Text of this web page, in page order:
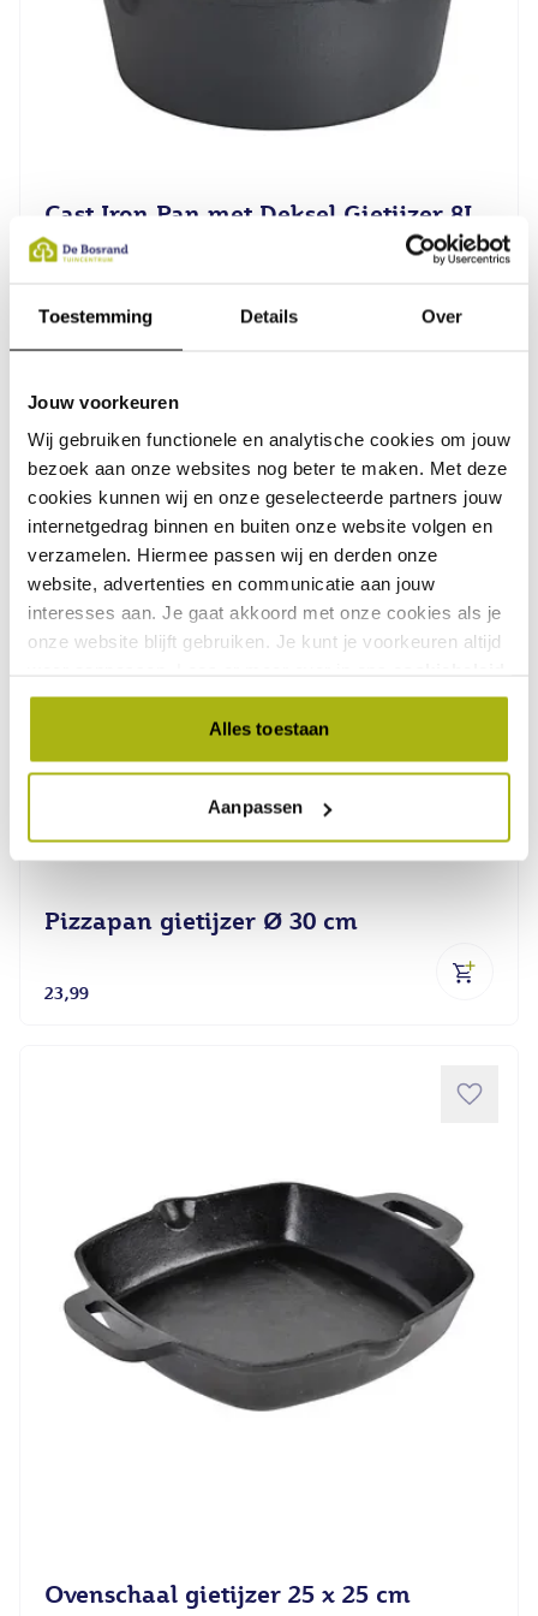
Toestemming Details Over
Jouw voorkeuren
Wij gebruiken functionele en analytische cookies om jouw
bezoek aan onze websites nog beter te maken. Met deze
cookies kunnen wij en onze geselecteerde partners jouw
internetgedrag binnen en buiten onze website volgen en
verzamelen. Hiermee passen wij en derden onze
website, advertenties en communicatie aan jouw
interesses aan. Je gaat akkoord met onze cookies als je
onze website blijft gebruiken. Je kunt je voorkeuren altijd
Alles toestaan
Aanpassen
Cast Iron Pan met Deksel Gietijzer 8L
28 x 13 cm
84,99
Pizzapan gietijzer Ø 30 cm
23,99
Ovenschaal gietijzer 25 x 25 cm